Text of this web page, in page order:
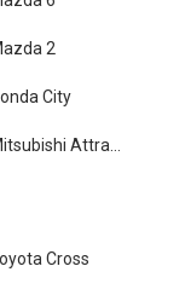
2
City
Mitsubishi Attrage
Cross